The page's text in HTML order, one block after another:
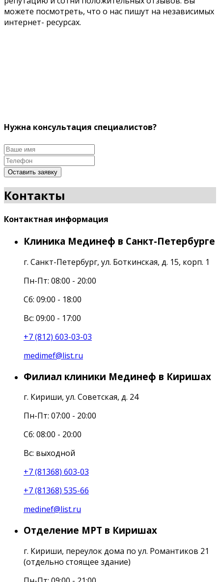
можете посмотреть, что о нас пишут на независимых
интернет- ресурсах.
Нужна консультация специалистов?
Оставить заявку
Контакты
Контактная информация
Клиника Мединеф в Санкт-Петербурге
г. Санкт-Петербург, ул. Боткинская, д. 15, корп. 1
Пн-Пт: 08:00 - 20:00
Cб: 09:00 - 18:00
Вс: 09:00 - 17:00
+7 (812) 603-03-03
medimef@list.ru
Филиал клиники Мединеф в Киришах
г. Кириши, ул. Советская, д. 24
Пн-Пт: 07:00 - 20:00
Сб: 08:00 - 20:00
Вс: выходной
+7 (81368) 603-03
+7 (81368) 535-66
medinef@list.ru
Отделение МРТ в Киришах
г. Кириши, переулок дома по ул. Романтиков 21
(отдельно стоящее здание)